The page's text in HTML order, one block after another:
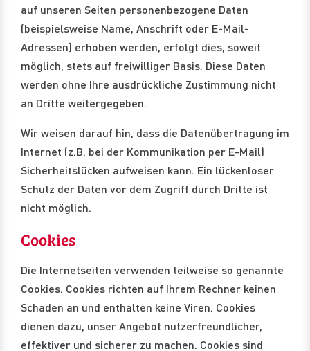
auf unseren Seiten personenbezogene Daten
(beispielsweise Name, Anschrift oder E-Mail-
Adressen) erhoben werden, erfolgt dies, soweit
möglich, stets auf freiwilliger Basis. Diese Daten
werden ohne Ihre ausdrückliche Zustimmung nicht
an Dritte weitergegeben.
Wir weisen darauf hin, dass die Datenübertragung im
Internet (z.B. bei der Kommunikation per E-Mail)
Sicherheitslücken aufweisen kann. Ein lückenloser
Schutz der Daten vor dem Zugriff durch Dritte ist
nicht möglich.
Cookies
Die Internetseiten verwenden teilweise so genannte
Cookies. Cookies richten auf Ihrem Rechner keinen
Schaden an und enthalten keine Viren. Cookies
dienen dazu, unser Angebot nutzerfreundlicher,
effektiver und sicherer zu machen. Cookies sind